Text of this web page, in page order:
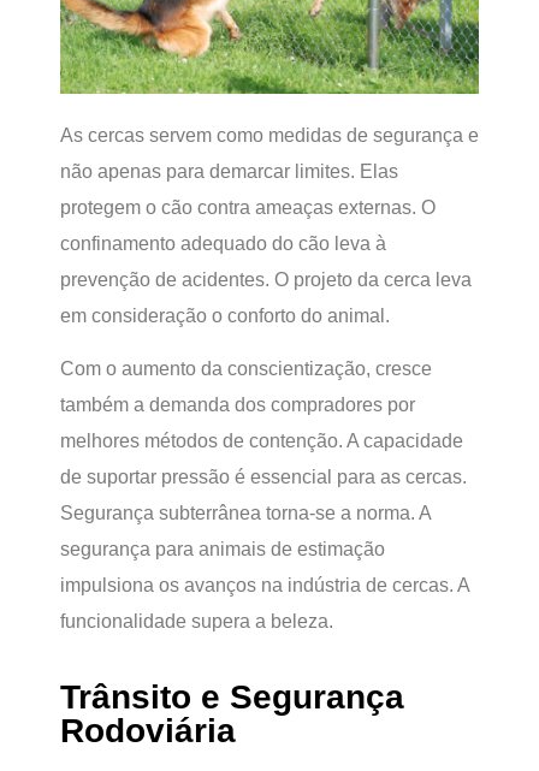
As cercas servem como medidas de segurança e
não apenas para demarcar limites. Elas
protegem o cão contra ameaças externas. O
confinamento adequado do cão leva à
prevenção de acidentes. O projeto da cerca leva
em consideração o conforto do animal.
Com o aumento da conscientização, cresce
também a demanda dos compradores por
melhores métodos de contenção. A capacidade
de suportar pressão é essencial para as cercas.
Segurança subterrânea torna-se a norma. A
segurança para animais de estimação
impulsiona os avanços na indústria de cercas. A
funcionalidade supera a beleza.
Trânsito e Segurança
Rodoviária